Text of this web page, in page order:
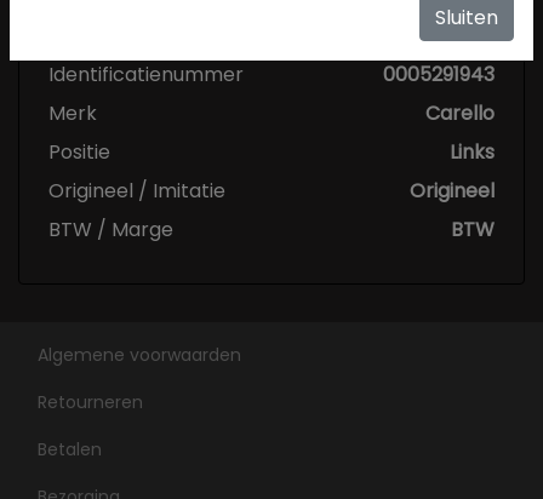
Gebruikt
Identificatienummer
0005291943
Merk
Carello
Positie
Links
Origineel / Imitatie
Origineel
BTW / Marge
BTW
Algemene voorwaarden
Retourneren
Betalen
Sluiten